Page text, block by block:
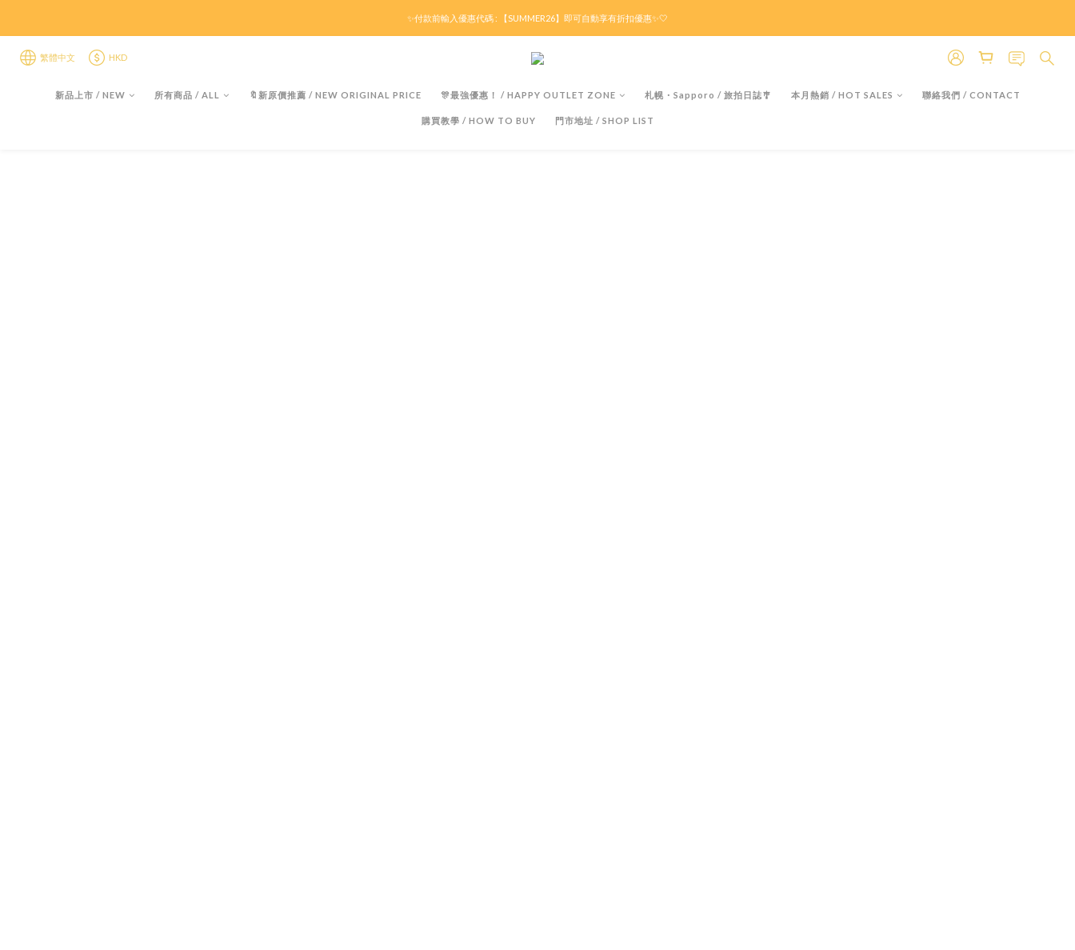
限時折後滿HK$299京東免運 / 折後滿HK$599港澳順豐免運🚚每天3pm前下單現貨最快即日出貨！＊假日除外
✨付款前輸入優惠代碼 : 【SUMMER26】即可自動享有折扣優惠✨🤍
限時折後滿HK$299京東免運 / 折後滿HK$599港澳順豐免運🚚每天3pm前下單現貨最快即日出貨！＊假日除外
繁體中文 HKD
新品上市 / NEW 所有商品 / ALL 🔖新原價推薦 / NEW ORIGINAL PRICE 🎊最強優惠！ / HAPPY OUTLET ZONE 札幌・Sapporo / 旅拍日誌🎐 本月熱銷 / HOT SALES 聯絡我們 / CONTACT
購買教學 / HOW TO BUY 門市地址 / SHOP LIST